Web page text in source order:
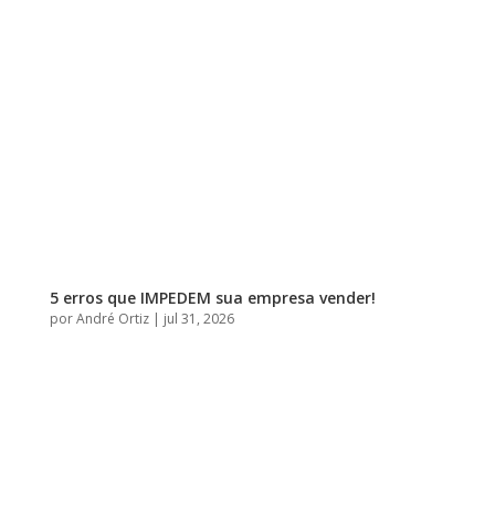
5 erros que IMPEDEM sua empresa vender!
porAndré Ortiz| jul 31, 2026